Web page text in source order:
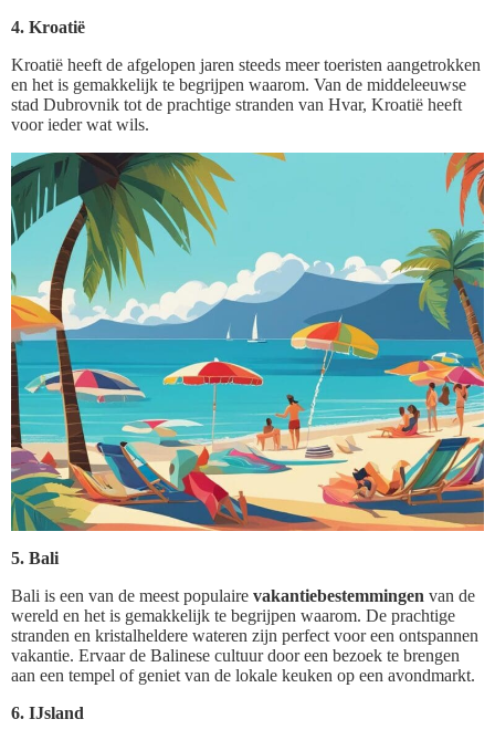
4. Kroatië
Kroatië heeft de afgelopen jaren steeds meer toeristen aangetrokken
en het is gemakkelijk te begrijpen waarom. Van de middeleeuwse
stad Dubrovnik tot de prachtige stranden van Hvar, Kroatië heeft
voor ieder wat wils.
5. Bali
Bali is een van de meest populaire vakantiebestemmingen van de
wereld en het is gemakkelijk te begrijpen waarom. De prachtige
stranden en kristalheldere wateren zijn perfect voor een ontspannen
vakantie. Ervaar de Balinese cultuur door een bezoek te brengen
aan een tempel of geniet van de lokale keuken op een avondmarkt.
6. IJsland